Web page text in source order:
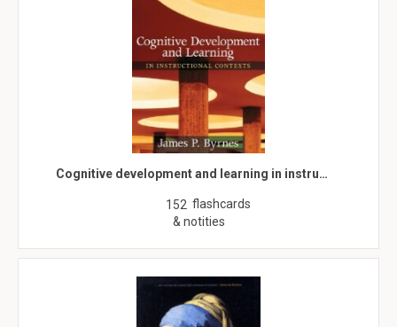
Cognitive development and learning in instru…
152 flashcards
& notities